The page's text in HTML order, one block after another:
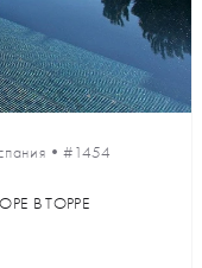
•#1454
В ТОРРЕ